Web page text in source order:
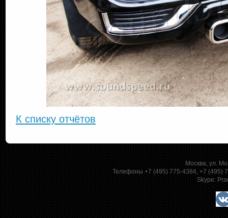
К списку отчётов
Москва, ул.
Телефоны +7 (495) 775-4384, +7 (495)
Skype: